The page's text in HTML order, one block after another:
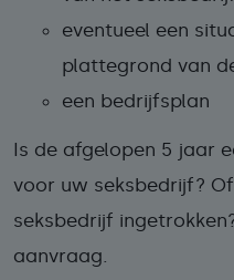
eventueel een
plattegrond van
een bedrijfsplan
Is de afgelopen 5 jaar
voor uw seksbedrijf?
seksbedrijf
aanvraag.